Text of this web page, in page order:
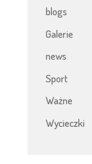
blogs
Galerie
news
Sport
Ważne
Wycieczki